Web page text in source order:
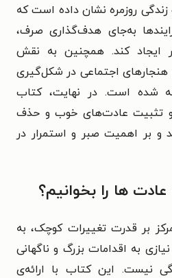
و زندگی روزمره نشان داده است که
به‌جای هدف‌گذاری صرف،
ایجاد کند. همچنین به نقش
هنجارهای اجتماعی در شکل‌گیری
شده است. در نهایت، کتاب
و تثبیت عادت‌های خوب و حذف
و بر اهمیت صبر و استمرار در
ها را بخوانیم؟
بر قدرت تغییرات کوچک، به
به اقدامات بزرگ و ناگهانی
نیست. این کتاب با ارائه‌ی